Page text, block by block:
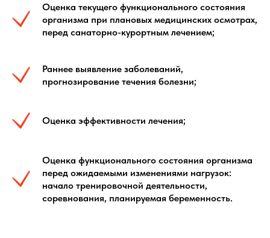
Оценка текущего функционального состояния
организма при плановых медицинских осмотрах,
перед санаторно-курортным лечением;
Раннее выявление заболеваний,
прогнозирование течения болезни;
Оценка эффективности лечения;
Оценка функционального состояния организма
перед ожидаемыми изменениями нагрузок:
начало тренировочной деятельности,
соревнования, планируемая беременность.